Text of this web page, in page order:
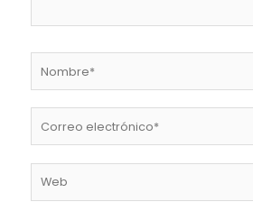
electrónico*